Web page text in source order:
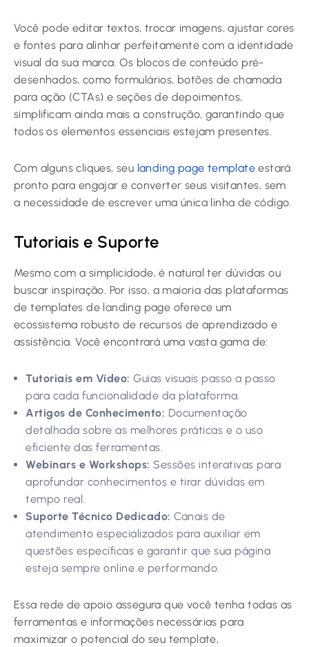
Você pode editar textos, trocar imagens, ajustar cores
e fontes para alinhar perfeitamente com a identidade
visual da sua marca. Os blocos de conteúdo pré-
desenhados, como formulários, botões de chamada
para ação (CTAs) e seções de depoimentos,
simplificam ainda mais a construção, garantindo que
todos os elementos essenciais estejam presentes.
Com alguns cliques, seu landing page template estará
pronto para engajar e converter seus visitantes, sem
a necessidade de escrever uma única linha de código.
Tutoriais e Suporte
Mesmo com a simplicidade, é natural ter dúvidas ou
buscar inspiração. Por isso, a maioria das plataformas
de templates de landing page oferece um
ecossistema robusto de recursos de aprendizado e
assistência. Você encontrará uma vasta gama de:
Tutoriais em Vídeo: Guias visuais passo a passo
para cada funcionalidade da plataforma.
Artigos de Conhecimento: Documentação
detalhada sobre as melhores práticas e o uso
eficiente das ferramentas.
Webinars e Workshops: Sessões interativas para
aprofundar conhecimentos e tirar dúvidas em
tempo real.
Suporte Técnico Dedicado: Canais de
atendimento especializados para auxiliar em
questões específicas e garantir que sua página
esteja sempre online e performando.
Essa rede de apoio assegura que você tenha todas as
ferramentas e informações necessárias para
maximizar o potencial do seu template,